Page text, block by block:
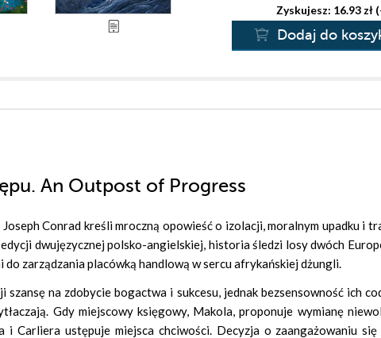
Zyskujesz: 16.93 zł
Dodaj do
An Outpost of Progress
Joseph Conrad kreśli mroczną opowieść o izolacji, moralnym upadku i
dwujęzycznej polsko-angielskiej, historia śledzi losy dwóch
zarządzania placówką handlową w sercu afrykańskiej dżungli.
na zdobycie bogactwa i sukcesu, jednak bezsensowność ich
Gdy miejscowy księgowy, Makola, proponuje wymianę
i Carliera ustępuje miejsca chciwości. Decyzja o zaangażowaniu